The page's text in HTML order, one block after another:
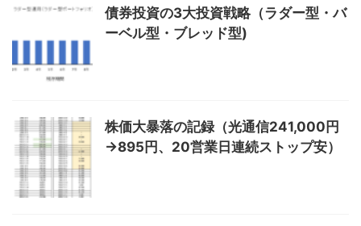
債券投資の3大投資戦略（ラダー型・バ
ーベル型・ブレッド型)
株価大暴落の記録（光通信241,000円
→895円、20営業日連続ストップ安）